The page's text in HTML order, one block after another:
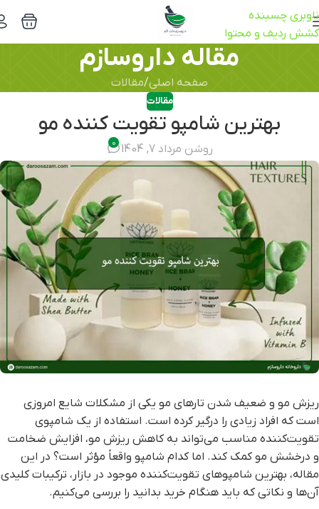
ناوبری چسبنده
کشش ردیف و محتوا
مقاله داروسازم
صفحه اصلی مقالات
مقالات
بهترین شامپو تقویت کننده مو
روشن مرداد 7, 1404 0
ریزش مو و ضعیف شدن تارهای مو یکی از مشکلات شایع امروزی
است که افراد زیادی را درگیر کرده است. استفاده از یک شامپوی
تقویت‌کننده مناسب می‌تواند به کاهش ریزش مو، افزایش ضخامت
و درخشش مو کمک کند. اما کدام شامپو واقعاً مؤثر است؟ در این
مقاله، بهترین شامپوهای تقویت‌کننده موجود در بازار، ترکیبات کلیدی
آن‌ها و نکاتی که باید هنگام خرید بدانید را بررسی می‌کنیم.